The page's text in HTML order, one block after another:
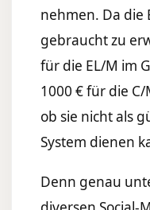
nehmen. Da die
gebraucht zu
für die EL/M im
1000 € für die
ob sie nicht als
System dienen
Denn genau